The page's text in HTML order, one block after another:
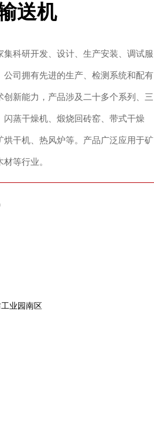
送机
科研开发、设计、生产安装、调试服
司拥有先进的生产、检测系统和配有
新能力，产品涉及二十多个系列、三
蒸干燥机、煅烧回砖窑、带式干燥
干机、热风炉等。产品广泛应用于矿
等行业。
业园南区